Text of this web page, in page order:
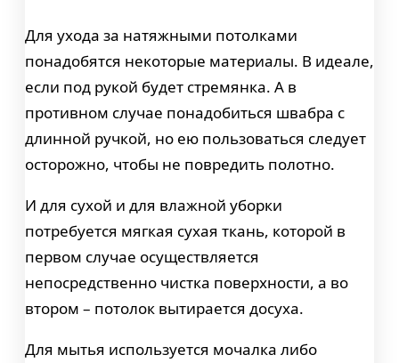
Для ухода за натяжными потолками
понадобятся некоторые материалы. В идеале,
если под рукой будет стремянка. А в
противном случае понадобиться швабра с
длинной ручкой, но ею пользоваться следует
осторожно, чтобы не повредить полотно.
И для сухой и для влажной уборки
потребуется мягкая сухая ткань, которой в
первом случае осуществляется
непосредственно чистка поверхности, а во
втором – потолок вытирается досуха.
Для мытья используется мочалка либо